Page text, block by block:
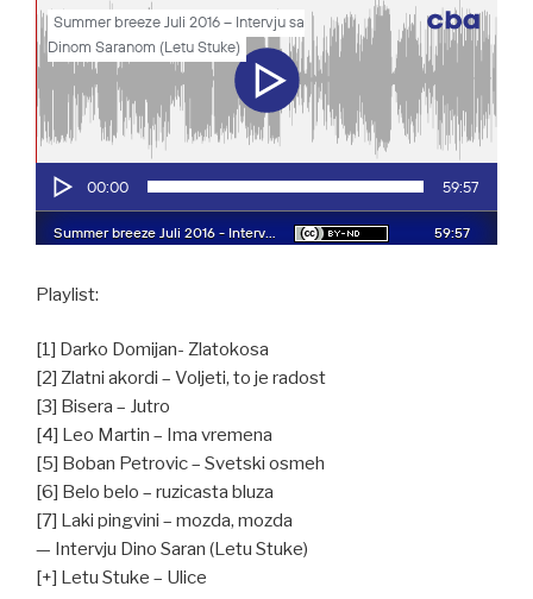
Playlist:
[1] Darko Domijan- Zlatokosa
[2] Zlatni akordi – Voljeti, to je radost
[3] Bisera – Jutro
[4] Leo Martin – Ima vremena
[5] Boban Petrovic – Svetski osmeh
[6] Belo belo – ruzicasta bluza
[7] Laki pingvini – mozda, mozda
— Intervju Dino Saran (Letu Stuke)
[+] Letu Stuke – Ulice